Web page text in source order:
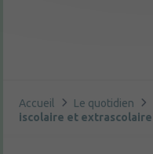
Accueil Le quotidien
iscolaire et extrascolaire